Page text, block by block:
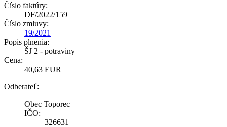
Číslo faktúry:
DF/2022/159
Číslo zmluvy:
19/2021
Popis plnenia:
ŠJ 2 - potraviny
Cena:
40,63 EUR
Odberateľ:
Obec Toporec
IČO:
326631